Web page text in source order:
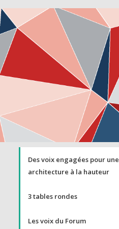
Des voix engagées pour une
architecture à la hauteur
3 tables rondes
Les voix du Forum